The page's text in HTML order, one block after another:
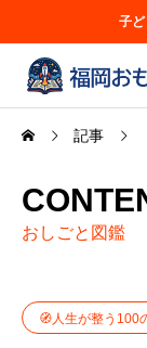
子
記事
おしごと図鑑
🧭人生が整う100